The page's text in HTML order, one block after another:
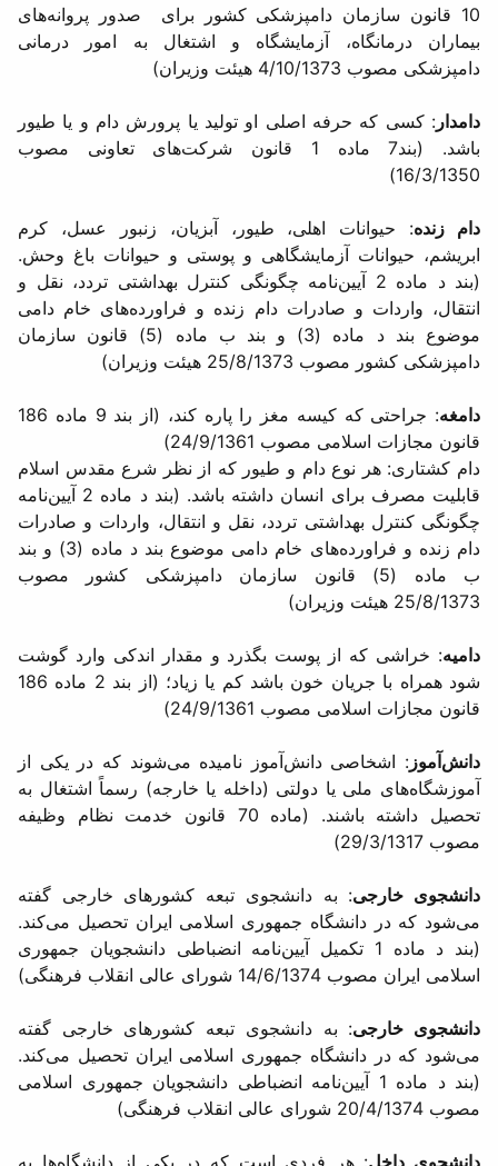
10 قانون سازمان دامپزشكی ‌كشور برای صدور پروانه‌های
بیماران درمانگاه، آزمایشگاه و اشتغال به امور درمانی
دامپزشكی مصوب 4/10/1373 هیئت وزیران)
دامدار : کسی که حرفه اصلی او تولید یا پرورش دام و یا طیور
باشد. (بند7 ماده 1 قانون شركت‌های تعاونی مصوب
16/3/1350)
دام زنده: حیوانات اهلی، طیور، آبزیان، زنبور عسل، كرم
ابریشم،‌ حیوانات آزمایشگاهی و پوستی و حیوانات باغ وحش.
(بند د ماده 2 آیین‌نامه چگونگی كنترل بهداشتی تردد، نقل و
انتقال، واردات و صادرات دام زنده و فراورده‌های خام دامی
موضوع بند د ماده (3) و بند ب ماده (5) قانون سازمان
دامپزشكی كشور مصوب 25/8/1373 هیئت وزیران)
دامغه
: جراحتی كه كیسه مغز را پاره كند، (از بند 9 ماده 186
قانون مجازات اسلامی مصوب 24/9/1361)
دام كشتاری: هر نوع دام و طیور كه از نظر شرع مقدس اسلام
قابلیت مصرف برای انسان داشته باشد. (بند د ماده 2 آیین‌نامه
چگونگی كنترل بهداشتی تردد، نقل و انتقال، واردات و صادرات
دام زنده و فراورده‌های خام دامی موضوع بند د ماده (3) و بند
ب ماده (5) قانون سازمان دامپزشكی كشور مصوب
25/8/1373 هیئت وزیران)
دامیه: خراشی كه از پوست بگذرد و مقدار اندكی وارد گوشت
شود همراه با جریان خون باشد كم یا زیاد؛ (از بند 2 ماده 186
قانون مجازات اسلامی مصوب 24/9/1361)
دانش‌آموز : اشخاصی دانش‌آموز نامیده می‌شوند كه در یكی از
آموزشگاه‌های ملی یا دولتی (داخله یا خارجه) رسماً اشتغال به
تحصیل داشته باشند. (ماده 70 قانون خدمت نظام وظیفه
مصوب 29/3/1317)
دانشجوی خارجی: به دانشجوی تبعه كشورهای خارجی گفته
می‌شود كه در دانشگاه جمهوری اسلامی ایران تحصیل می‌كند.
(بند د ماده 1 تكمیل آیین‌نامه انضباطی دانشجویان جمهوری
اسلامی ایران مصوب 14/6/1374 شورای عالی انقلاب فرهنگی)
دانشجوی خارجی: به دانشجوی تبعه كشورهای خارجی گفته
می‌شود كه در دانشگاه جمهوری اسلامی ایران تحصیل می‌كند.
(بند د ماده 1 آیین‌نامه انضباطی دانشجویان جمهوری اسلامی
مصوب 20/4/1374 شورای عالی انقلاب فرهنگی)
دانشجوی داخل: هر فردی است كه در یكی از دانشگاه‌ها به